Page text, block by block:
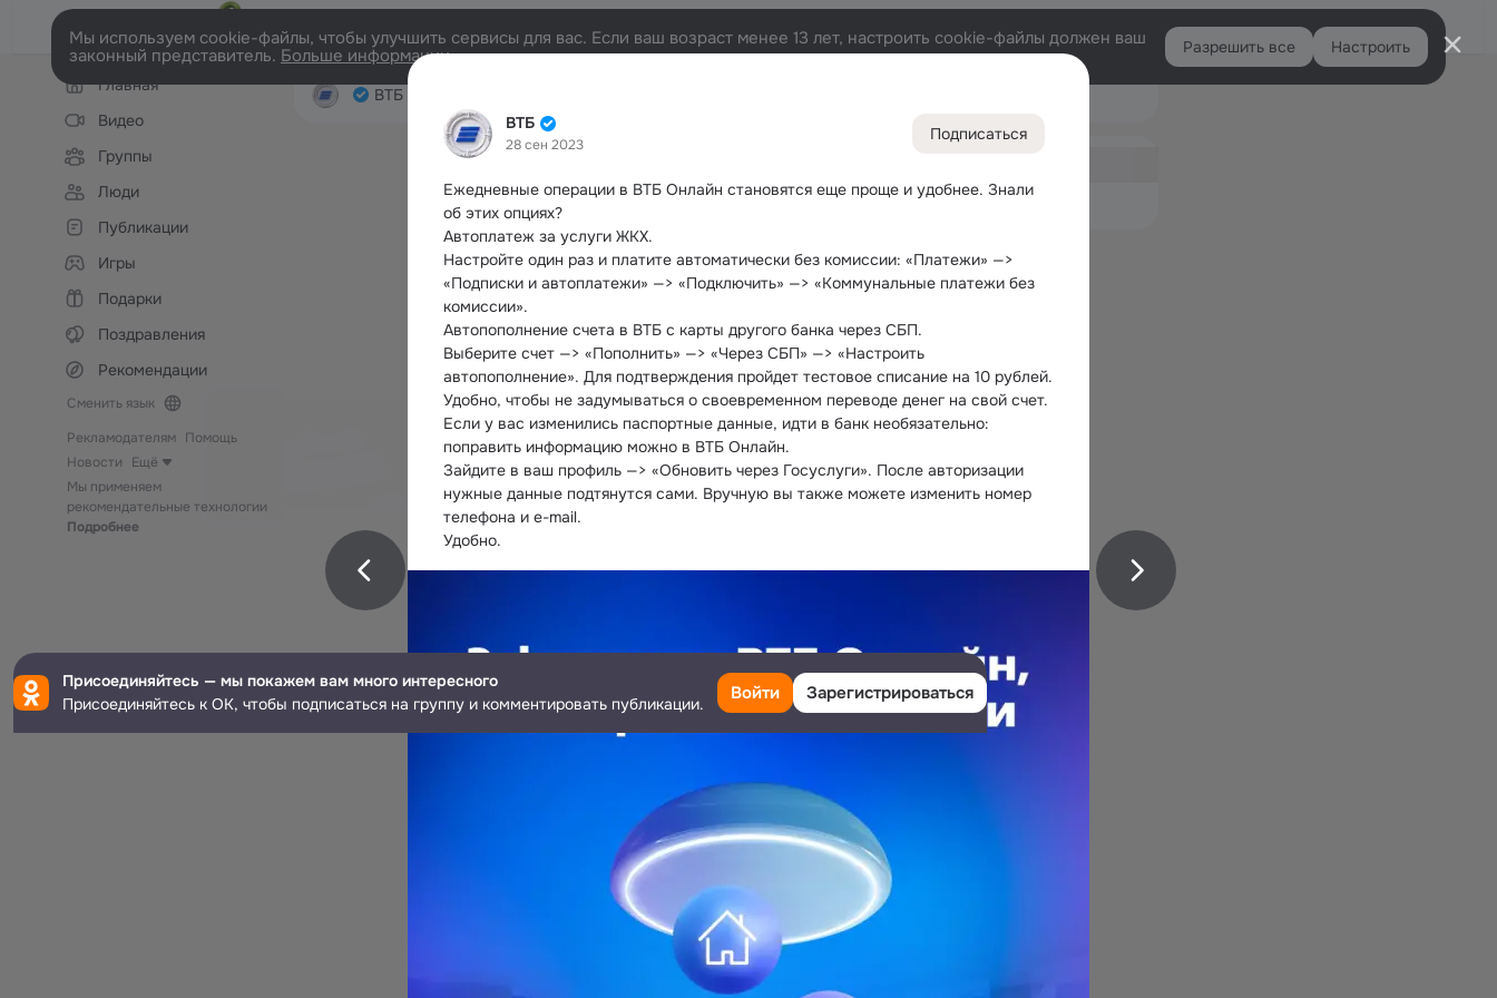
ВТБ
28 сен 2023
Подписаться
Ежедневные операции в ВТБ Онлайн становятся еще проще и удобнее. Знали
об этих опциях?
Автоплатеж за услуги ЖКХ.
Настройте один раз и платите автоматически без комиссии: «Платежи» —>
«Подписки и автоплатежи» —> «Подключить» —> «Коммунальные платежи без
комиссии».
Автопополнение счета в ВТБ с карты другого банка через СБП.
Выберите счет —> «Пополнить» —> «Через СБП» —> «Настроить
автопополнение». Для подтверждения пройдет тестовое списание на 10 рублей.
Удобно, чтобы не задумываться о своевременном переводе денег на свой счет.
Если у вас изменились паспортные данные, идти в банк необязательно:
поправить информацию можно в ВТБ Онлайн.
Зайдите в ваш профиль —> «Обновить через Госуслуги». После авторизации
нужные данные подтянутся сами. Вручную вы также можете изменить номер
телефона и e-mail.
Удобно.
Войти
Мы используем cookie-файлы, чтобы улучшить сервисы для вас. Если ваш возраст менее 13 лет, настроить cookie-файлы должен ваш
законный представитель. Больше информации Разрешить все Настроить
Левая
колонкаГлавная
Видео
Группы
Люди
Публикации
Игры
Подарки
Поздравления
Рекомендации
Сменить язык
Рекламодателям Помощь
Новости
Ещё
Мы применяем
рекомендательные технологии
Подробнее
ВТБ
Дополнительная
Обсуждаемые
Присоединяйтесь — мы покажем вам много интересного
Присоединяйтесь к ОК, чтобы подписаться на группу и комментировать публикации.
Войти Зарегистрироваться